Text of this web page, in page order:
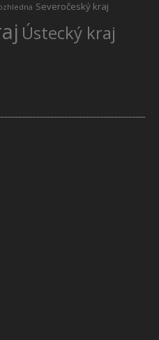
Severočeský kraj
Ústecký kraj